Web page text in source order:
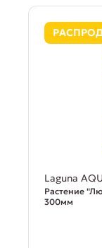
Laguna
Растение
300мм